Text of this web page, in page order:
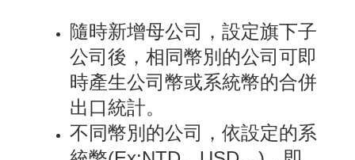
隨時新增母公司，設定旗下子
公司後，相同幣別的公司可即
時產生公司幣或系統幣的合併
出口統計。
不同幣別的公司，依設定的系